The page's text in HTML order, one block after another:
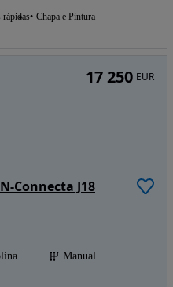
rápidas Chapa e Pintura
Connecta J18
Manual
17 250 EUR